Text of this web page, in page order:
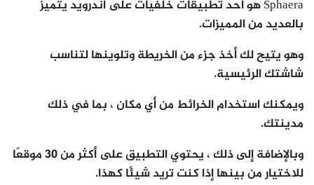
Sphaera هو أحد تطبيقات خلفيات على اندرويد يتميز
بالعديد من المميزات.
وهو يتيح لك أخذ جزء من الخريطة وتلوينها لتناسب
شاشتك الرئيسية.
ويمكنك استخدام الخرائط من أي مكان ، بما في ذلك
مدينتك.
وبالإضافة إلى ذلك ، يحتوي التطبيق على أكثر من 30 موقعًا
للاختيار من بينها إذا كنت تريد شيئًا كهذا.